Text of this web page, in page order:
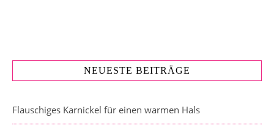
NEUESTE BEITRÄGE
Flauschiges Karnickel für einen warmen Hals